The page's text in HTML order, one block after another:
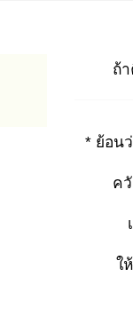
ถ้
* ย้อน
ค
ใ